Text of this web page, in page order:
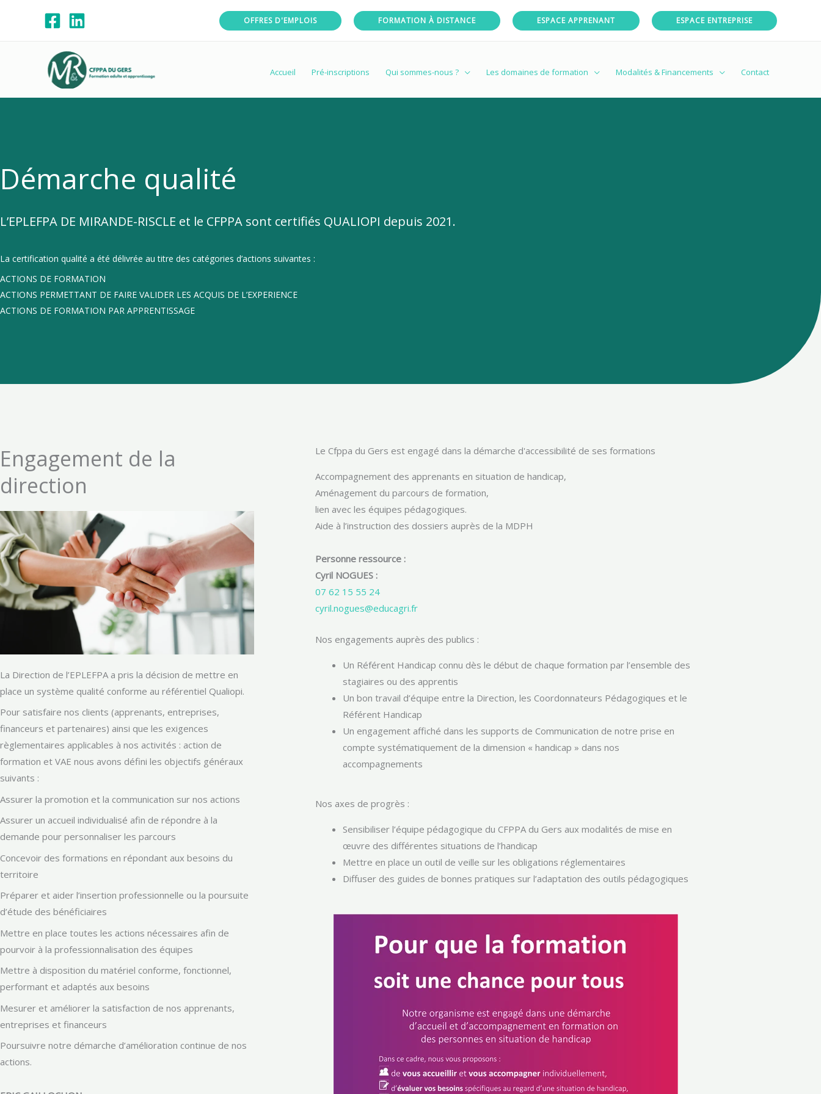
OFFRES D'EMPLOIS FORMATION À DISTANCE ESPACE APPRENANT ESPACE ENTREPRISE
Accueil Pré-inscriptions Qui sommes-nous ? Les domaines de formation Modalités & Financements Contact
Démarche qualité
L’EPLEFPA DE MIRANDE-RISCLE et le CFPPA sont certifiés QUALIOPI depuis 2021.
La certification qualité a été délivrée au titre des catégories d’actions suivantes :
ACTIONS DE FORMATION
ACTIONS PERMETTANT DE FAIRE VALIDER LES ACQUIS DE L’EXPERIENCE
ACTIONS DE FORMATION PAR APPRENTISSAGE
Engagement de la
direction
La Direction de l’EPLEFPA a pris la décision de mettre en
place un système qualité conforme au référentiel Qualiopi.
Pour satisfaire nos clients (apprenants, entreprises,
financeurs et partenaires) ainsi que les exigences
règlementaires applicables à nos activités : action de
formation et VAE nous avons défini les objectifs généraux
suivants :
Assurer la promotion et la communication sur nos actions
Assurer un accueil individualisé afin de répondre à la
demande pour personnaliser les parcours
Concevoir des formations en répondant aux besoins du
territoire
Préparer et aider l’insertion professionnelle ou la poursuite
d’étude des bénéficiaires
Mettre en place toutes les actions nécessaires afin de
pourvoir à la professionnalisation des équipes
Mettre à disposition du matériel conforme, fonctionnel,
performant et adaptés aux besoins
Mesurer et améliorer la satisfaction de nos apprenants,
entreprises et financeurs
Poursuivre notre démarche d’amélioration continue de nos
actions.
Le Cfppa du Gers est engagé dans la démarche d'accessibilité de ses formations
Accompagnement des apprenants en situation de handicap,
Aménagement du parcours de formation,
lien avec les équipes pédagogiques.
Aide à l’instruction des dossiers auprès de la MDPH
Personne ressource :
Cyril NOGUES :
07 62 15 55 24
cyril.nogues@educagri.fr
Nos engagements auprès des publics :
Un Référent Handicap connu dès le début de chaque formation par l’ensemble des
stagiaires ou des apprentis
Un bon travail d’équipe entre la Direction, les Coordonnateurs Pédagogiques et le
Référent Handicap
Un engagement affiché dans les supports de Communication de notre prise en
compte systématiquement de la dimension « handicap » dans nos
accompagnements
Nos axes de progrès :
Sensibiliser l’équipe pédagogique du CFPPA du Gers aux modalités de mise en
œuvre des différentes situations de l’handicap
Mettre en place un outil de veille sur les obligations réglementaires
Diffuser des guides de bonnes pratiques sur l’adaptation des outils pédagogiques